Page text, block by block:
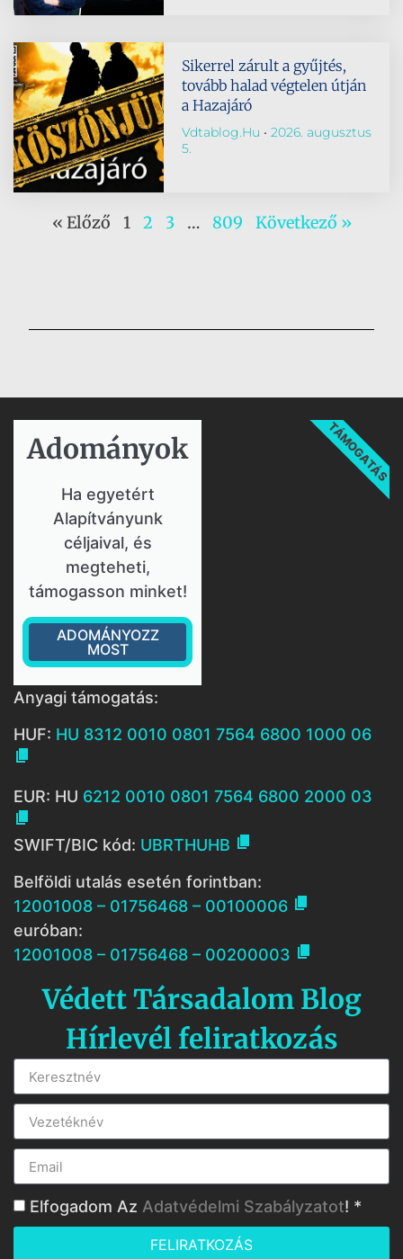
Sikerrel zárult a gyűjtés,
tovább halad végtelen útján
a Hazajáró
Vdtablog.hu
2026. augusztus
5.
« Előző 1 2 3 … 809 Következő »
Adományok​
Ha egyetért
Alapítványunk
céljaival, és
megteheti,
támogasson minket!
ADOMÁNYOZZ
MOST
TÁMOGATÁS
Anyagi támogatás:
HUF: HU 8312 0010 0801 7564 6800 1000 06

EUR: HU 6212 0010 0801 7564 6800 2000 03

SWIFT/BIC kód: UBRTHUHB 
Belföldi utalás esetén forintban:
12001008 – 01756468 – 00100006 
euróban:
12001008 – 01756468 – 00200003 
Védett Társadalom Blog
Hírlevél feliratkozás
Elfogadom Az Adatvédelmi Szabályzatot! *
FELIRATKOZÁS